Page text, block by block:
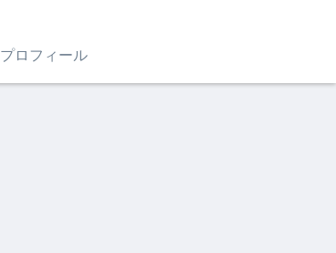
プロフィール